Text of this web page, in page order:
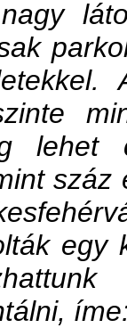
lehet
száz
egy